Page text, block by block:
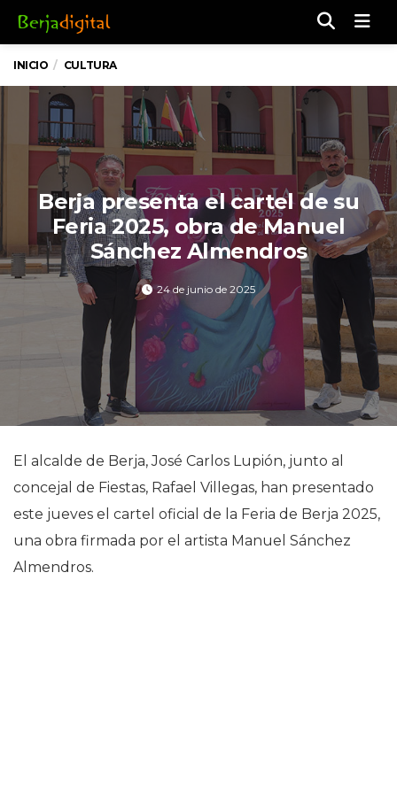
INICIO CULTURA
Berja presenta el cartel de su
Feria 2025, obra de Manuel
Sánchez Almendros
24 de junio de 2025
El alcalde de Berja, José Carlos Lupión, junto al
concejal de Fiestas, Rafael Villegas, han presentado
este jueves el cartel oficial de la Feria de Berja 2025,
una obra firmada por el artista Manuel Sánchez
Almendros.